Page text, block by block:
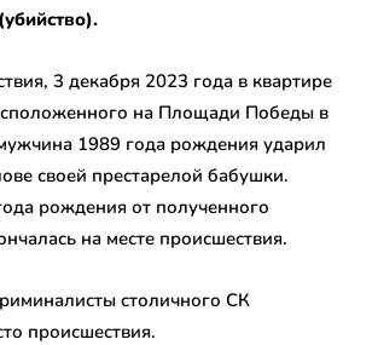
3 декабря 2023 года в квартире
на Площади Победы в
1989 года рождения ударил
своей престарелой бабушки.
рождения от полученного
на месте происшествия.
столичного СК
происшествия.